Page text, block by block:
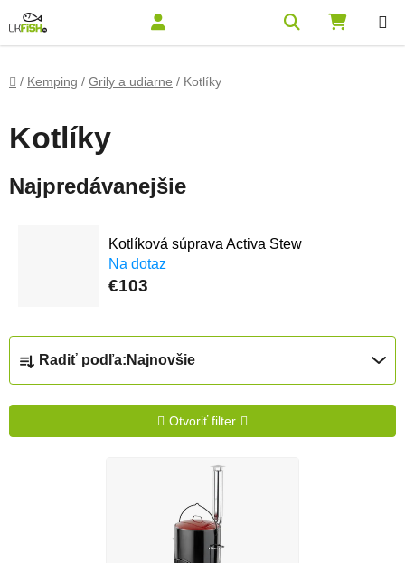
Domov
/ Kemping / Grily a udiarne / Kotlíky
Kotlíky
Najpredávanejšie
Kotlíková súprava Activa Stew
Na dotaz
€103
Radenie produktov
Radiť podľa: Najnovšie
Otvoriť filter